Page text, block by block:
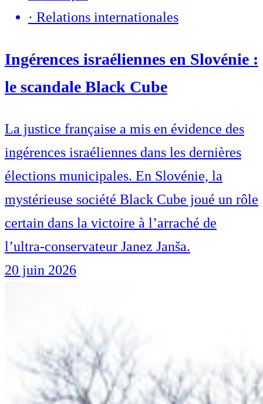
· Relations internationales
Ingérences israéliennes en Slovénie :
le scandale Black Cube
La justice française a mis en évidence des
ingérences israéliennes dans les dernières
élections municipales. En Slovénie, la
mystérieuse société Black Cube joué un rôle
certain dans la victoire à l’arraché de
l’ultra-conservateur Janez Janša.
20 juin 2026